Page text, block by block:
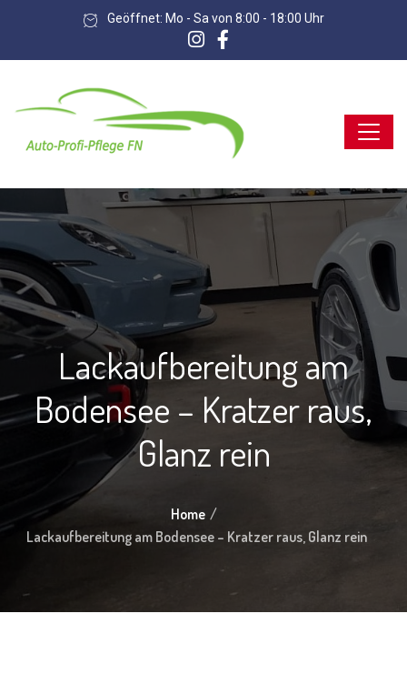
Geöffnet: Mo - Sa von 8:00 - 18:00 Uhr
Lackaufbereitung am
Bodensee – Kratzer raus,
Glanz rein
Home
Lackaufbereitung am Bodensee – Kratzer raus, Glanz rein